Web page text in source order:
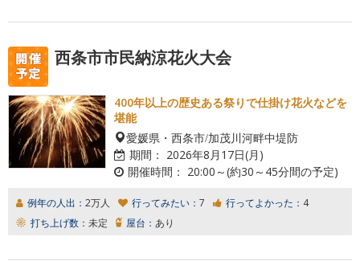
西条市市民納涼花火大会
400年以上の歴史ある祭りで仕掛け花火などを
堪能
愛媛県・西条市/加茂川河畔中堤防
期間： 2026年8月17日(月)
開催時間： 20:00～(約30～45分間の予定)
例年の人出： 2万人 行ってみたい： 7 行ってよかった： 4
打ち上げ数： 未定 屋台： あり